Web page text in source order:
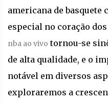
americana de basquete
especial no coração
nba ao vivo tornou-se
de alta qualidade, e o
notável em diversos
exploraremos a